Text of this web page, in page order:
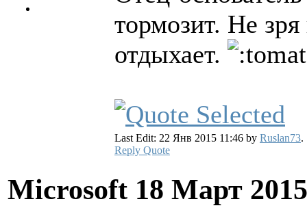
тормозит. Не зря
отдыхает.
Last Edit: 22 Янв 2015 11:46 by Ruslan73.
Reply Quote
Microsoft 18 Март